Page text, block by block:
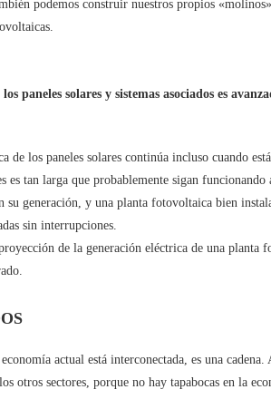
podemos construir nuestros propios
paneles solares y sistemas asociados es
de los paneles solares continúa incluso cuando
es tan larga que probablemente sigan
su generación, y una planta fotovoltaica bien
sin interrupciones.
de la generación eléctrica de una planta
actual está interconectada, es una
otros sectores, porque no hay tapabocas en la